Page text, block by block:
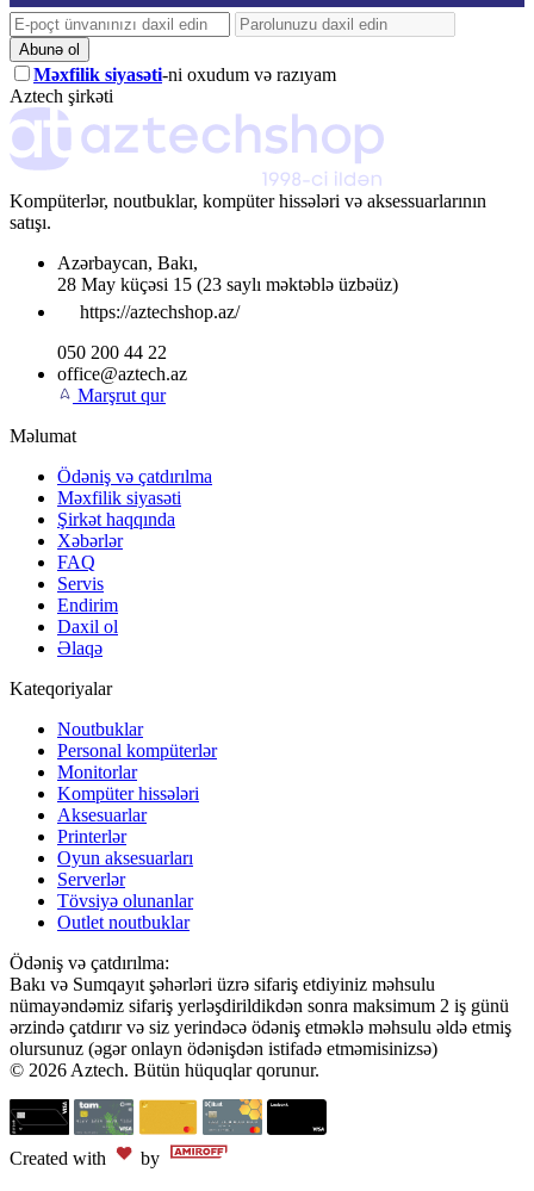
Abunə ol
Məxfilik siyasəti-ni oxudum və razıyam
Aztech şirkəti
Kompüterlər, noutbuklar, kompüter hissələri və aksessuarlarının
satışı.
Azərbaycan, Bakı,
28 May küçəsi 15 (23 saylı məktəblə üzbəüz)
https://aztechshop.az/
050 200 44 22
office@aztech.az
Marşrut qur
Məlumat
Ödəniş və çatdırılma
Məxfilik siyasəti
Şirkət haqqında
Xəbərlər
FAQ
Servis
Endirim
Daxil ol
Əlaqə
Kateqoriyalar
Noutbuklar
Personal kompüterlər
Monitorlar
Kompüter hissələri
Aksesuarlar
Printerlər
Oyun aksesuarları
Serverlər
Tövsiyə olunanlar
Outlet noutbuklar
Ödəniş və çatdırılma:
Bakı və Sumqayıt şəhərləri üzrə sifariş etdiyiniz məhsulu
nümayəndəmiz sifariş yerləşdirildikdən sonra maksimum 2 iş günü
ərzində çatdırır və siz yerindəcə ödəniş etməklə məhsulu əldə etmiş
olursunuz (əgər onlayn ödənişdən istifadə etməmisinizsə)
© 2026 Aztech. Bütün hüquqlar qorunur.
Created with by